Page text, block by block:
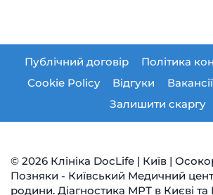
Публічний договір
Політика
Cookie Policy
Відгуки Вакансії
Залишити скаргу
© 2026 Клініка DocLife | Київ |
Позняки - Київський Медичний
родини. Діагностика МРТ в Києві